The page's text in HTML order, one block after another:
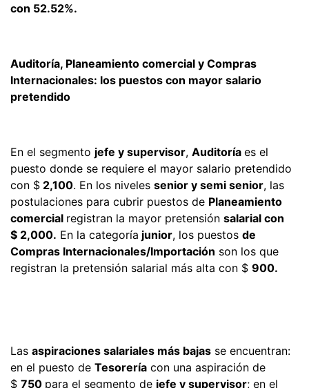
con 52.52%.
Auditoría, Planeamiento comercial y Compras
Internacionales: los puestos con mayor salario
pretendido
En el segmento jefe y supervisor, Auditoría es el
puesto donde se requiere el mayor salario pretendido
con $ 2,100. En los niveles senior y semi senior, las
postulaciones para cubrir puestos de Planeamiento
comercial registran la mayor pretensión salarial con
$ 2,000. En la categoría junior, los puestos de
Compras Internacionales/Importación son los que
registran la pretensión salarial más alta con $ 900.
Las aspiraciones salariales más bajas se encuentran:
en el puesto de Tesorería con una aspiración de
$ 750 para el segmento de jefe y supervisor; en el